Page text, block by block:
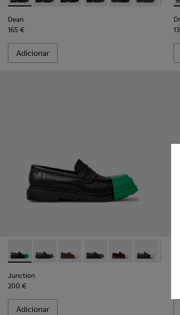
Dean
165 €
Adicionar
Junction - K100956-014 - Mocassins em pele
Junction - K100956-012
Junction - K100956-010
Junction - K100956-009
Junction - K100956-
Junction -
Junction
200 €
Adicionar